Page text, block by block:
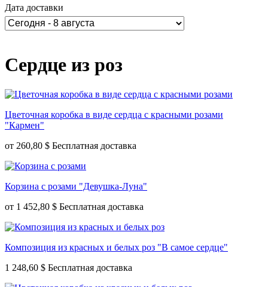
Дата доставки
Сердце из роз
Цветочная коробка в виде сердца с красными розами
"Кармен"
от 260,80 $
Корзина с розами "Девушка-Луна"
от 1 452,80 $
Композиция из красных и белых роз "В самое сердце"
1 248,60 $